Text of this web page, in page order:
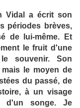
Vidal a écrit son
périodes brèves,
de lui-même. Et
le fruit d'une
souvenir. Son
le moyen de
du passé, de
à un visage
d'un songe. Je